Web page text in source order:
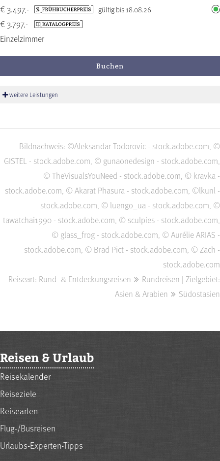
Einzelzimmer
€ 3.497,- gültig bis 18.08.26
€ 3.797,-
Buchen
weitere Leistungen
Bildnachweis: ©Aleksandar Todorovic - stock.adobe.com, ©
GISTEL - stock.adobe.com, © gunaonedesign - stock.adobe.com,
© TheVisualsYouNeed - stock.adobe.com, © kravka -
stock.adobe.com, © Akarat Phasura - stock.adobe.com, ©lkunl -
stock.adobe.com, © luengo_ua - stock.adobe.com, ©
tawatchai1990 - stock.adobe.com, © sculpies - stock.adobe.com,
© glass_frog - stock.adobe.com, © Aurélie ARIAS -
stock.adobe.com, © Brad Pict - stock.adobe.com, © Zach -
stock.adobe.com
Reiseart: Rund- & Entdeckungsreisen
Rundreisen | Zielgebiet:
Asien & Arabien
Südostasien
Reisen & Urlaub
Reisekalender
Reiseziele
Reisearten
Flug-/Busreisen
Urlaubs-Experten-Tipps